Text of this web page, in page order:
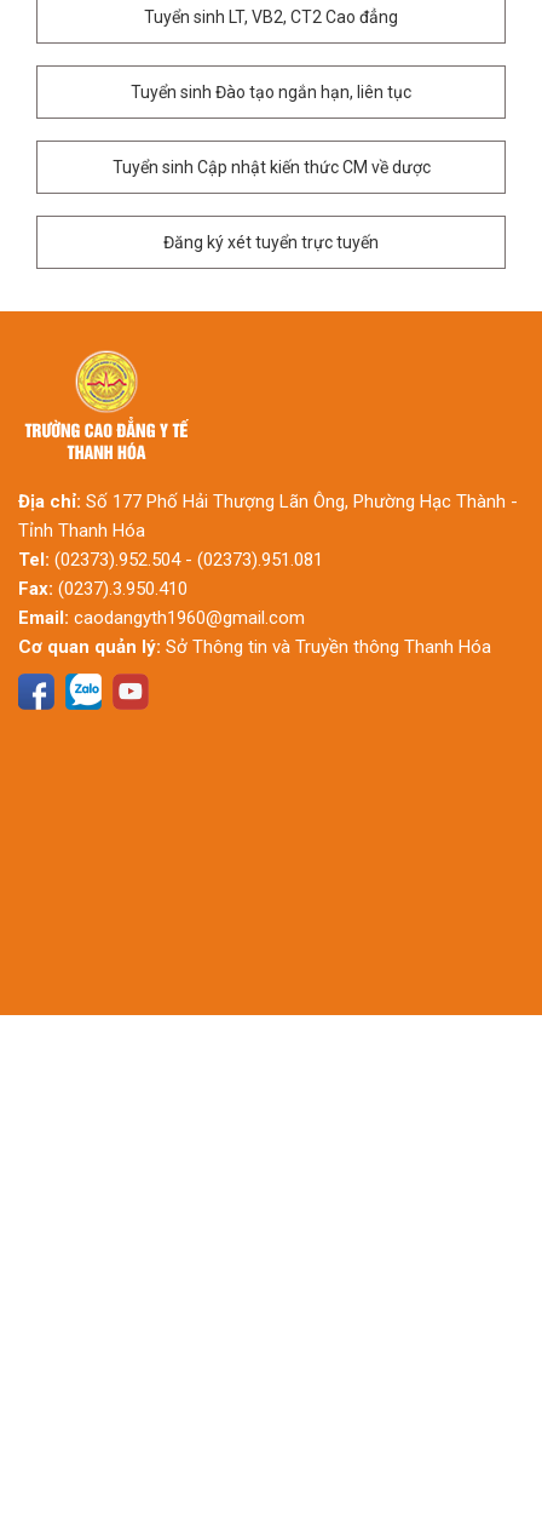
Tuyển sinh LT, VB2, CT2 Cao đẳng
Tuyển sinh Đào tạo ngắn hạn, liên tục
Tuyển sinh Cập nhật kiến thức CM về dược
Đăng ký xét tuyển trực tuyến
Địa chỉ: Số 177 Phố Hải Thượng Lãn Ông, Phường Hạc Thành -
Tỉnh Thanh Hóa
Tel: (02373).952.504 - (02373).951.081
Fax: (0237).3.950.410
Email: caodangyth1960@gmail.com
Cơ quan quản lý: Sở Thông tin và Truyền thông Thanh Hóa